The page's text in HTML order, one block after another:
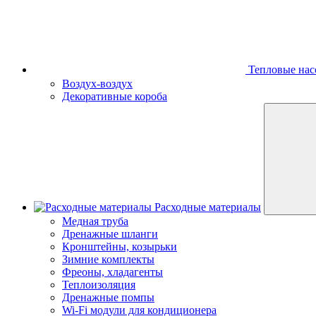
Тепловые
Воздух-воздух
Декоративные короба
Расходные материалы
Медная труба
Дренажные шланги
Кронштейны, козырьки
Зимние комплекты
Фреоны, хладагенты
Теплоизоляция
Дренажные помпы
Wi-Fi модули для кондиционера